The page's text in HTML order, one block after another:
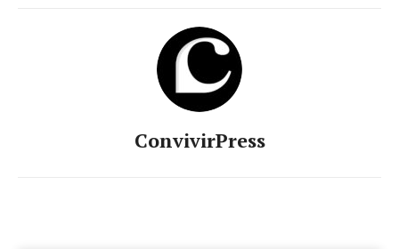
ConvivirPress